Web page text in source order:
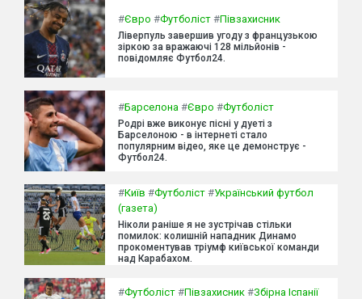
#Євро #Футболіст #Півзахисник
Ліверпуль завершив угоду з французькою
зіркою за вражаючі 128 мільйонів -
повідомляє Футбол24.
#Барселона #Євро #Футболіст
Родрі вже виконує пісні у дуеті з
Барселоною - в інтернеті стало
популярним відео, яке це демонструє -
Футбол24.
#Київ #Футболіст #Український футбол
(газета)
Ніколи раніше я не зустрічав стільки
помилок: колишній нападник Динамо
прокоментував тріумф київської команди
над Карабахом.
#Футболіст #Півзахисник #Збірна Іспанії